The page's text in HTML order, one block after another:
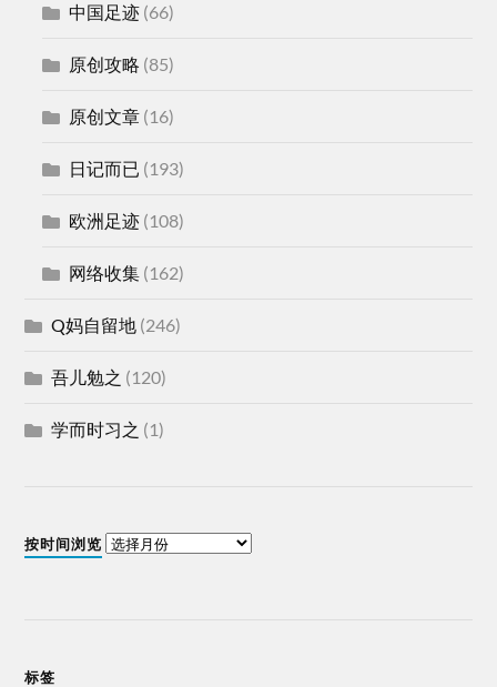
中国足迹 (66)
原创攻略 (85)
原创文章 (16)
日记而已 (193)
欧洲足迹 (108)
网络收集 (162)
Q妈自留地 (246)
吾儿勉之 (120)
学而时习之 (1)
按时间浏览
标签